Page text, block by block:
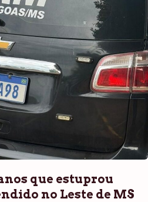
que estuprou
no Leste de MS